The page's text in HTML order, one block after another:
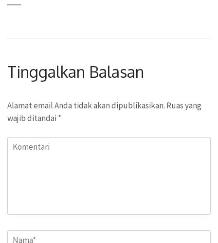
Tinggalkan Balasan
Alamat email Anda tidak akan dipublikasikan. Ruas yang
wajib ditandai *
Komentari
Name*